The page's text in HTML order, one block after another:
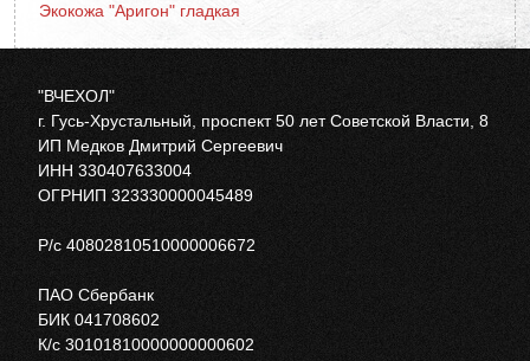
Экокожа "Аригон" гладкая
"ВЧЕХОЛ"
г. Гусь-Хрустальный, проспект 50 лет Советской Власти, 8
ИП Медков Дмитрий Сергеевич
ИНН 330407633004
ОГРНИП 323330000045489
Р/с 40802810510000006672
ПАО Сбербанк
БИК 041708602
К/с 30101810000000000602